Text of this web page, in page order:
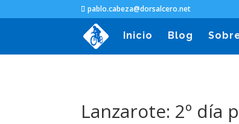
pablo.cabeza@dorsalcero.net
Inicio Blog
Lanzarote: 2º día